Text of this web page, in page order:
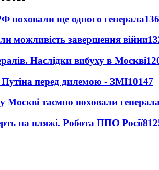
поховали ще одного генерала
можливість завершення війни
Наслідки вибуху в Москві
Путіна перед дилемою - ЗМІ10147
Москві таємно поховали
на пляжі. Робота ППО Росії